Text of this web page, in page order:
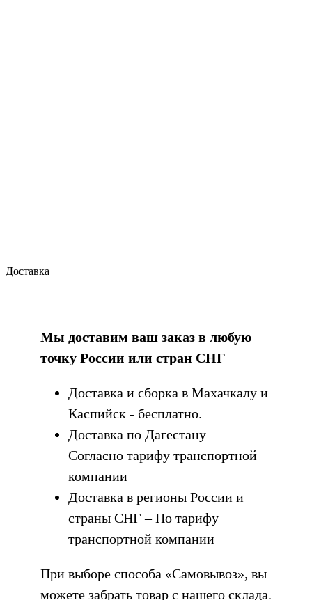
Доставка
Мы доставим ваш заказ в любую
точку России или стран СНГ
Доставка и сборка в Махачкалу и
Каспийск - бесплатно.
Доставка по Дагестану –
Согласно тарифу транспортной
компании
Доставка в регионы России и
страны СНГ – По тарифу
транспортной компании
При выборе способа «Самовывоз», вы
можете забрать товар с нашего склада.